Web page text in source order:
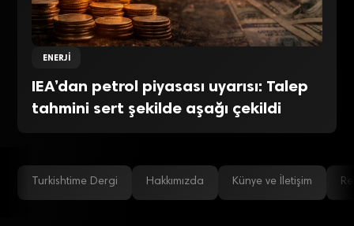
ENERJI
IEA’dan petrol piyasası uyarısı: Talep
tahmini sert şekilde aşağı çekildi
Turkishtime Dergi Hakkımızda Künye ve İletişim